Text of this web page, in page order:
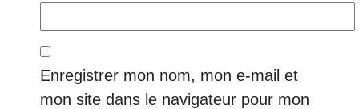
Enregistrer mon nom, mon e-mail et
mon site dans le navigateur pour mon